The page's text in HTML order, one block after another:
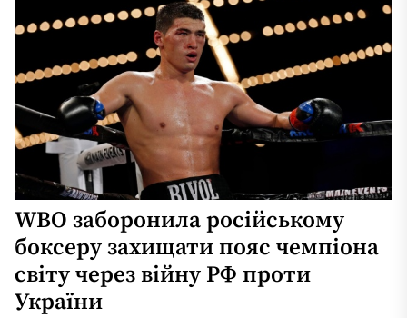
WBO заборонила російському
боксеру захищати пояс чемпіона
світу через війну РФ проти
України